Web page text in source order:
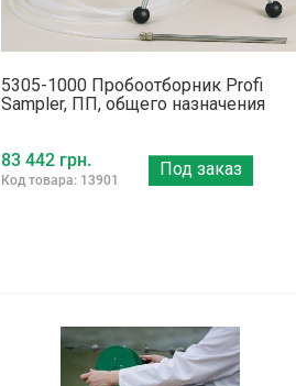
5305-1000 Пробоотборник Profi
Sampler, ПП, общего назначения
83 442 грн.
Код товара: 13901
Под заказ